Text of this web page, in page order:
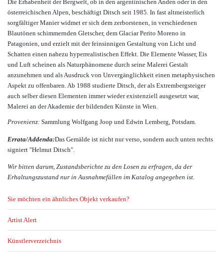
Die Erhabenheit der Bergwelt, ob in den argentinischen Anden oder in den
österreichischen Alpen, beschäftigt Ditsch seit 1985. In fast altmeisterlich
sorgfältiger Manier widmet er sich dem zerborstenen, in verschiedenen
Blautönen schimmernden Gletscher, dem Glaciar Perito Moreno in
Patagonien, und erzielt mit der feinsinnigen Gestaltung von Licht und
Schatten einen nahezu hyperrealistischen Effekt. Die Elemente Wasser, Eis
und Luft scheinen als Naturphänomene durch seine Malerei Gestalt
anzunehmen und als Ausdruck von Unvergänglichkeit einen metaphysischen
Aspekt zu offenbaren. Ab 1988 studierte Ditsch, der als Extrembergsteiger
auch selber diesen Elementen immer wieder existenziell ausgesetzt war,
Malerei an der Akademie der bildenden Künste in Wien.
Provenienz: Sammlung Wolfgang Joop und Edwin Lemberg, Potsdam.
Errata/Addenda:Das Gemälde ist nicht nur verso, sondern auch unten rechts
signiert "Helmut Ditsch".
Wir bitten darum, Zustandsberichte zu den Losen zu erfragen, da der
Erhaltungszustand nur in Ausnahmefällen im Katalog angegeben ist.
Sie möchten ein ähnliches Objekt verkaufen?
Artist Alert
Künstlerverzeichnis